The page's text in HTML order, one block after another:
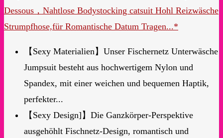
Dessous，Nahtlose Bodystocking catsuit Hohl Reizwäsche
Strumpfhose,für Romantische Datum Tragen...*
【Sexy Materialien】Unser Fischernetz Unterwäsche
Jumpsuit besteht aus hochwertigem Nylon und
Spandex, mit einer weichen und bequemen Haptik,
perfekter...
【Sexy Design]】Die Ganzkörper-Perspektive
ausgehöhlt Fischnetz-Design, romantisch und